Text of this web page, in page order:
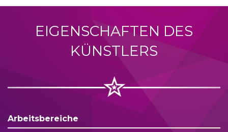
EIGENSCHAFTEN DES
KÜNSTLERS
Arbeitsbereiche